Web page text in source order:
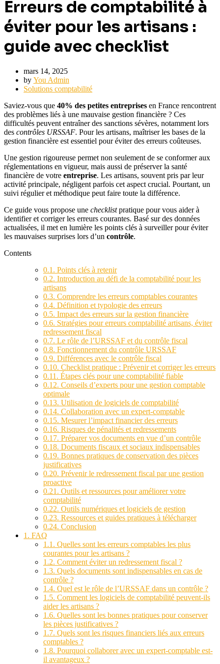
Erreurs de comptabilité à
éviter pour les artisans :
guide avec checklist
mars 14, 2025
by You Admin
Solutions comptabilité
Saviez-vous que 40% des petites entreprises en France rencontrent
des problèmes liés à une mauvaise gestion financière ? Ces
difficultés peuvent entraîner des sanctions sévères, notamment lors
des contrôles URSSAF. Pour les artisans, maîtriser les bases de la
gestion financière est essentiel pour éviter des erreurs coûteuses.
Une gestion rigoureuse permet non seulement de se conformer aux
réglementations en vigueur, mais aussi de préserver la santé
financière de votre entreprise. Les artisans, souvent pris par leur
activité principale, négligent parfois cet aspect crucial. Pourtant, un
suivi régulier et méthodique peut faire toute la différence.
Ce guide vous propose une checklistpratique pour vous aider à
identifier et corriger les erreurs courantes. Basé sur des données
actualisées, il met en lumière les points clés à surveiller pour éviter
les mauvaises surprises lors d’un contrôle.
Contents
0.1. Points clés à retenir
0.2. Introduction au défi de la comptabilité pour les
artisans
0.3. Comprendre les erreurs comptables courantes
0.4. Définition et typologie des erreurs
0.5. Impact des erreurs sur la gestion financière
0.6. Stratégies pour erreurs comptabilité artisans, éviter
redressement fiscal
0.7. Le rôle de l’URSSAF et du contrôle fiscal
0.8. Fonctionnement du contrôle URSSAF
0.9. Différences avec le contrôle fiscal
0.10. Checklist pratique : Prévenir et corriger les erreurs
0.11. Étapes clés pour une comptabilité fiable
0.12. Conseils d’experts pour une gestion comptable
optimale
0.13. Utilisation de logiciels de comptabilité
0.14. Collaboration avec un expert-comptable
0.15. Mesurer l’impact financier des erreurs
0.16. Risques de pénalités et redressements
0.17. Préparer vos documents en vue d’un contrôle
0.18. Documents fiscaux et sociaux indispensables
0.19. Bonnes pratiques de conservation des pièces
justificatives
0.20. Prévenir le redressement fiscal par une gestion
proactive
0.21. Outils et ressources pour améliorer votre
comptabilité
0.22. Outils numériques et logiciels de gestion
0.23. Ressources et guides pratiques à télécharger
0.24. Conclusion
1. FAQ
1.1. Quelles sont les erreurs comptables les plus
courantes pour les artisans ?
1.2. Comment éviter un redressement fiscal ?
1.3. Quels documents sont indispensables en cas de
contrôle ?
1.4. Quel est le rôle de l’URSSAF dans un contrôle ?
1.5. Comment les logiciels de comptabilité peuvent-ils
aider les artisans ?
1.6. Quelles sont les bonnes pratiques pour conserver
les pièces justificatives ?
1.7. Quels sont les risques financiers liés aux erreurs
comptables ?
1.8. Pourquoi collaborer avec un expert-comptable est-
il avantageux ?